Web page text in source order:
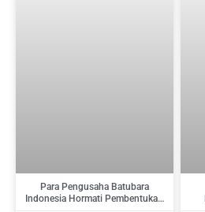
Para Pengusaha Batubara
Indonesia Hormati Pembentukan